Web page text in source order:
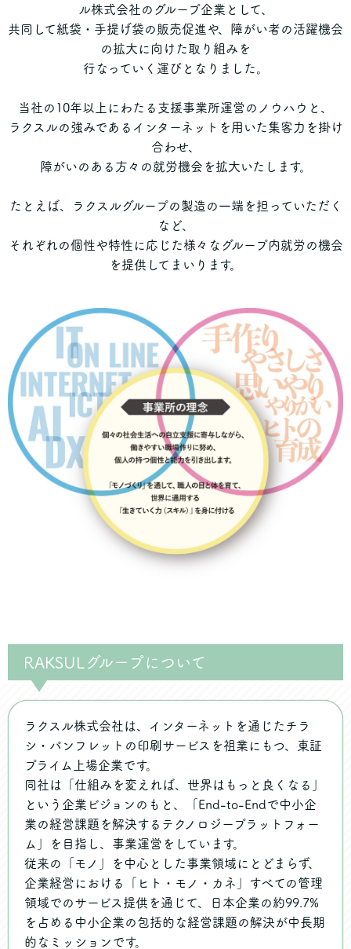
ル株式会社のグループ企業として、
共同して紙袋・手提げ袋の販売促進や、障がい者の活躍機会
の拡大に向けた取り組みを
行なっていく運びとなりました。
当社の10年以上にわたる支援事業所運営のノウハウと、
ラクスルの強みであるインターネットを用いた集客力を掛け
合わせ、
障がいのある方々の就労機会を拡大いたします。
たとえば、ラクスルグループの製造の一端を担っていただく
など、
それぞれの個性や特性に応じた様々なグループ内就労の機会
を提供してまいります。
RAKSULグループについて
ラクスル株式会社は、インターネットを通じたチラ
シ・パンフレットの印刷サービスを祖業にもつ、東証
プライム上場企業です。
同社は「仕組みを変えれば、世界はもっと良くなる」
という企業ビジョンのもと、「End-to-Endで中小企
業の経営課題を解決するテクノロジープラットフォー
ム」を目指し、事業運営をしています。
従来の「モノ」を中心とした事業領域にとどまらず、
企業経営における「ヒト・モノ・カネ」すべての管理
領域でのサービス提供を通じて、日本企業の約99.7%
を占める中小企業の包括的な経営課題の解決が中長期
的なミッションです。